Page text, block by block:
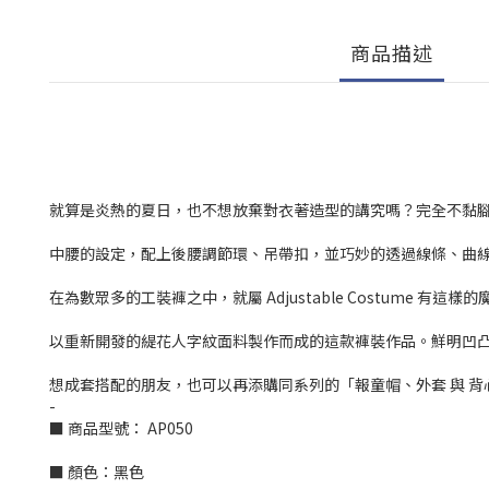
商品描述
就算是炎熱的夏日，也不想放棄對衣著造型的講究嗎？完全不黏
中腰的設定，配上後腰調節環、吊帶扣，並巧妙的透過線條、曲
在為數眾多的工裝褲之中，就屬 Adjustable Costume 有這樣的
以重新開發的緹花人字紋面料製作而成的這款褲裝作品。鮮明
想成套搭配的朋友，也可以再添購同系列的「報童帽、外套 與
-
■ 商品型號： AP050
■ 顏色：黑色